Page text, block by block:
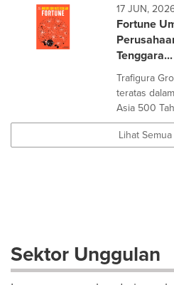
17 JUN,
Fortune
Tenggara...
Trafigura
teratas
Asia 500
Lihat
Sektor Unggulan